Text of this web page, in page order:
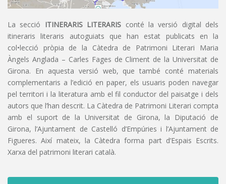
La secció ITINERARIS LITERARIS conté la versió digital dels
itineraris literaris autoguiats que han estat publicats en la
col•lecció pròpia de la Càtedra de Patrimoni Literari Maria
Àngels Anglada – Carles Fages de Climent de la Universitat de
Girona. En aquesta versió web, que també conté materials
complementaris a l’edició en paper, els usuaris poden navegar
pel territori i la literatura amb el fil conductor del paisatge i dels
autors que l’han descrit. La Càtedra de Patrimoni Literari compta
amb el suport de la Universitat de Girona, la Diputació de
Girona, l’Ajuntament de Castelló d’Empúries i l’Ajuntament de
Figueres. Així mateix, la Càtedra forma part d’Espais Escrits.
Xarxa del patrimoni literari català.